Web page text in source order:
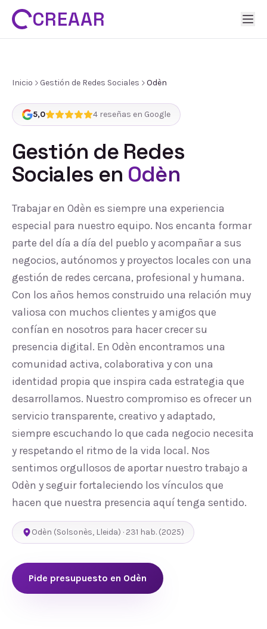
CREAAR
Inicio Gestión de Redes Sociales Odèn
5,0 4 reseñas en Google
Gestión de Redes
Sociales en Odèn
Trabajar en Odèn es siempre una experiencia
especial para nuestro equipo. Nos encanta formar
parte del día a día del pueblo y acompañar a sus
negocios, autónomos y proyectos locales con una
gestión de redes cercana, profesional y humana.
Con los años hemos construido una relación muy
valiosa con muchos clientes y amigos que
confían en nosotros para hacer crecer su
presencia digital. En Odèn encontramos una
comunidad activa, colaborativa y con una
identidad propia que inspira cada estrategia que
desarrollamos. Nuestro compromiso es ofrecer un
servicio transparente, creativo y adaptado,
siempre escuchando lo que cada negocio necesita
y respetando el ritmo de la vida local. Nos
sentimos orgullosos de aportar nuestro trabajo a
Odèn y seguir fortaleciendo los vínculos que
hacen que nuestra presencia aquí tenga sentido.
Odèn (Solsonès, Lleida) · 231 hab. (2025)
Pide presupuesto en Odèn